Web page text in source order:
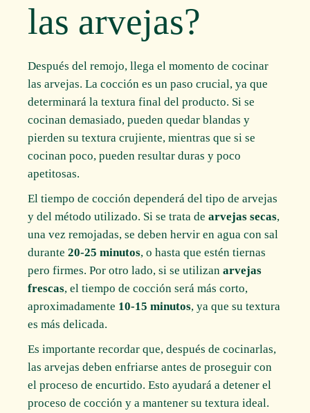
las arvejas?
Después del remojo, llega el momento de cocinar
las arvejas. La cocción es un paso crucial, ya que
determinará la textura final del producto. Si se
cocinan demasiado, pueden quedar blandas y
pierden su textura crujiente, mientras que si se
cocinan poco, pueden resultar duras y poco
apetitosas.
El tiempo de cocción dependerá del tipo de arvejas
y del método utilizado. Si se trata dearvejas secas,
una vez remojadas, se deben hervir en agua con sal
durante20-25 minutos, o hasta que estén tiernas
pero firmes. Por otro lado, si se utilizanarvejas
frescas, el tiempo de cocción será más corto,
aproximadamente 10-15 minutos, ya que su textura
es más delicada.
Es importante recordar que, después de cocinarlas,
las arvejas deben enfriarse antes de proseguir con
el proceso de encurtido. Esto ayudará a detener el
proceso de cocción y a mantener su textura ideal.